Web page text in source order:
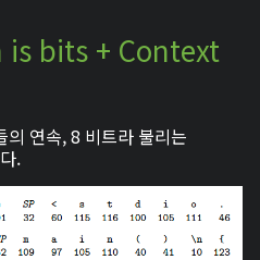
bits + Context
의 연속, 8 비트라 불리는
.